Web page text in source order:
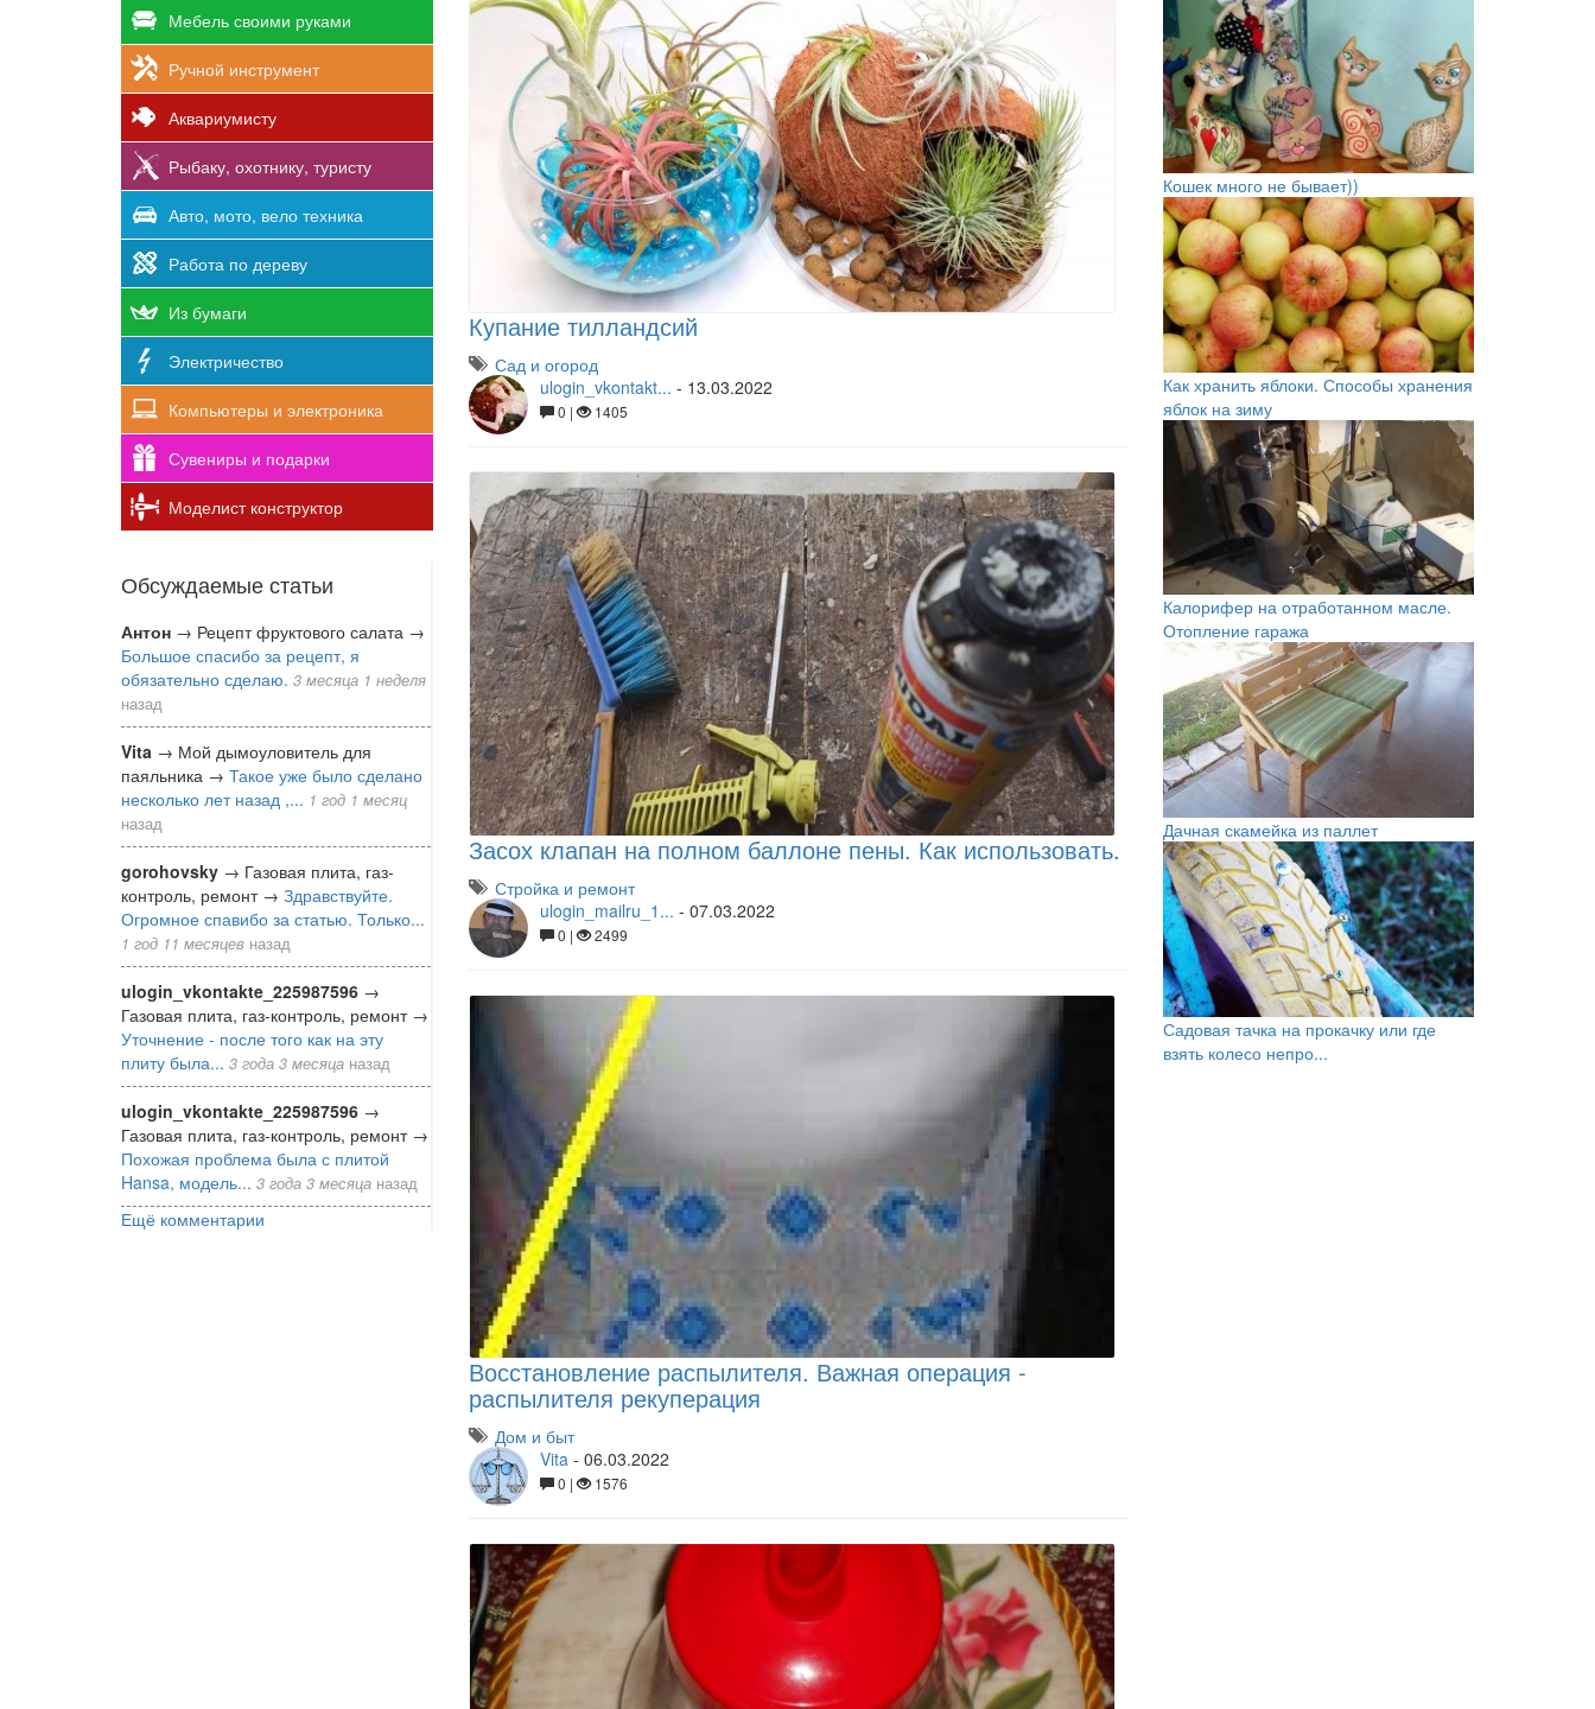
Мебель своими руками
Ручной инструмент
Аквариумисту
Рыбаку, охотнику, туристу
Авто, мото, вело техника
Работа по дереву
Из бумаги
Электричество
Компьютеры и электроника
Сувениры и подарки
Моделист конструктор
Обсуждаемые статьи
Антон → Рецепт фруктового салата →
Большое спасибо за рецепт, я
обязательно сделаю. 3 месяца 1 неделя
назад
Vita → Мой дымоуловитель для
паяльника → Такое уже было сделано
несколько лет назад ,... 1 год 1 месяц
назад
gorohovsky → Газовая плита, газ-
контроль, ремонт → Здравствуйте.
Огромное спавибо за статью. Только...
1 год 11 месяцев назад
ulogin_vkontakte_225987596 →
Газовая плита, газ-контроль, ремонт →
Уточнение - после того как на эту
плиту была... 3 года 3 месяца назад
ulogin_vkontakte_225987596 →
Газовая плита, газ-контроль, ремонт →
Похожая проблема была с плитой
Hansa, модель... 3 года 3 месяца назад
Ещё комментарии
Купание тилландсий
Сад и огород
ulogin_vkontakt... - 13.03.2022
0 | 1405
Засох клапан на полном баллоне пены. Как использовать.
Стройка и ремонт
ulogin_mailru_1... - 07.03.2022
0 | 2499
Восстановление распылителя. Важная операция -
распылителя рекуперация
Дом и быт
Vita - 06.03.2022
0 | 1576
Кошек много не бывает))
Как хранить яблоки. Способы хранения
яблок на зиму
Калорифер на отработанном масле.
Отопление гаража
Дачная скамейка из паллет
Садовая тачка на прокачку или где
взять колесо непро...